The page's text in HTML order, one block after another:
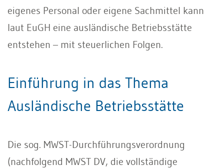
eigenes Personal oder eigene Sachmittel kann
laut EuGH eine ausländische Betriebsstätte
entstehen – mit steuerlichen Folgen.
Einführung in das Thema
Ausländische Betriebsstätte
Die sog. MWST-Durchführungsverordnung
(nachfolgend MWST DV, die vollständige